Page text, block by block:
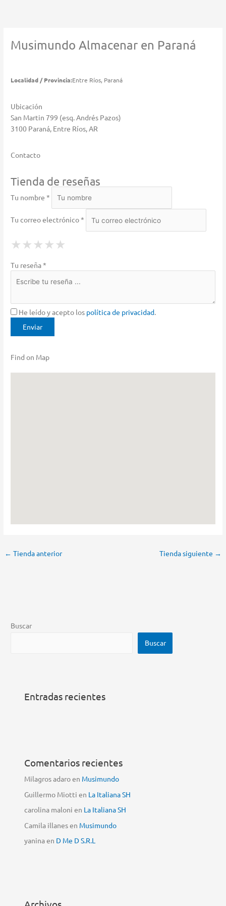
MusimundoAlmacenar en Paraná
Localidad / Provincia:Entre Ríos, Paraná
Ubicación
San Martin 799 (esq. Andrés Pazos)
3100 Paraná, Entre Ríos, AR
Contacto
Tienda de reseñas
Tu nombre *
Tu correo electrónico *
★ 1 Star
★ ★ 2 Stars
★ ★ ★ 3 Stars
★ ★ ★ ★ 4 Stars
★ ★ ★ ★ ★
Tu reseña *
He leído y acepto los política de privacidad.
Find on Map
← Tienda anterior Tienda siguiente →
Buscar
Buscar
Entradas recientes
Comentarios recientes
Milagros adaroen Musimundo
Guillermo Miotti en La Italiana SH
carolina maloni en La Italiana SH
Camila illanesen Musimundo
yaninaen D Me D S.R.L